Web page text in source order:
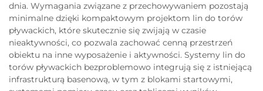
dnia. Wymagania związane z przechowywaniem pozostają
minimalne dzięki kompaktowym projektom lin do torów
pływackich, które skutecznie się zwijają w czasie
nieaktywności, co pozwala zachować cenną przestrzeń
obiektu na inne wyposażenie i aktywności. Systemy lin do
torów pływackich bezproblemowo integrują się z istniejącą
infrastrukturą basenową, w tym z blokami startowymi,